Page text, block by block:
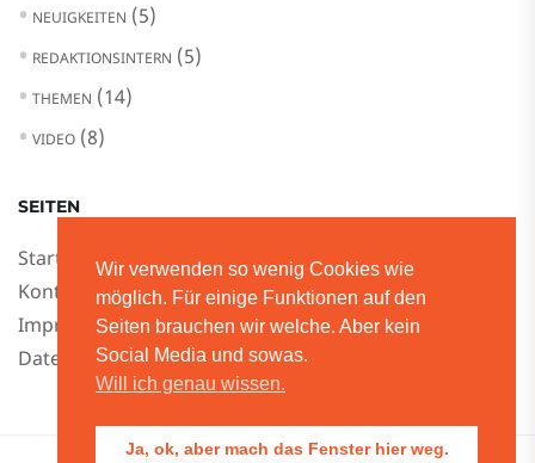
NEUIGKEITEN (5)
REDAKTIONSINTERN (5)
THEMEN (14)
VIDEO (8)
SEITEN
Startseite
Kontakt
Impressum
Datenschutz
Wir verwenden so wenig Cookies wie
möglich. Für einige Funktionen auf den
Seiten brauchen wir welche. Aber kein
Social Media und sowas.
Will ich genau wissen.
Ja, ok, aber mach das Fenster hier weg.